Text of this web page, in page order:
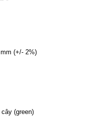
mm (+/- 2%)
(green)